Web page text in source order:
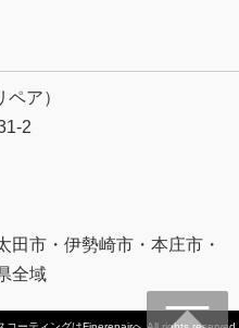
ア）
2
田市・伊勢崎市・本庄市・
全域